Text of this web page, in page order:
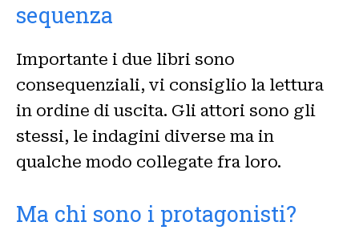
sequenza
Importante i due libri sono
consequenziali, vi consiglio la lettura
in ordine di uscita. Gli attori sono gli
stessi, le indagini diverse ma in
qualche modo collegate fra loro.
Ma chi sono i protagonisti?